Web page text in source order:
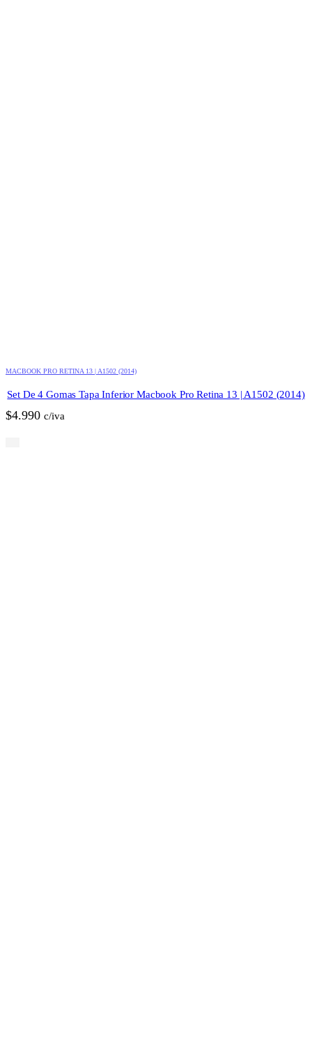
MACBOOK PRO RETINA 13 | A1502 (2014)
Set De 4 Gomas Tapa Inferior Macbook Pro Retina 13 | A1502 (2014)
$4.990 c/iva